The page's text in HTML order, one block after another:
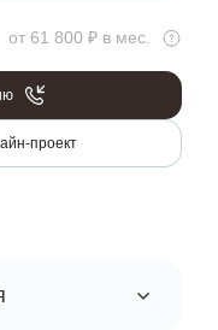
от 61 800 ₽ в мес.
проект